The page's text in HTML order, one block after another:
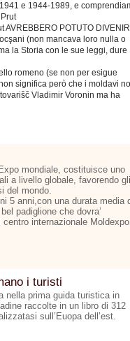
e 1944-1989, e
POTUTO
(non mancava loro nulla o
la Storia con le sue leggi, dure
romeno (se non per esigue
significa però che i moldavi
Vladimir Voronin ma ha
mondiale, costituisce uno
a livello globale, favorendo gli
del mondo.
5 anni,con una durata media
padiglione che dovra’
internazionale
i turisti
nella prima guida turistica in
raccolte in un libro di 312
sull’Euopa dell’est.